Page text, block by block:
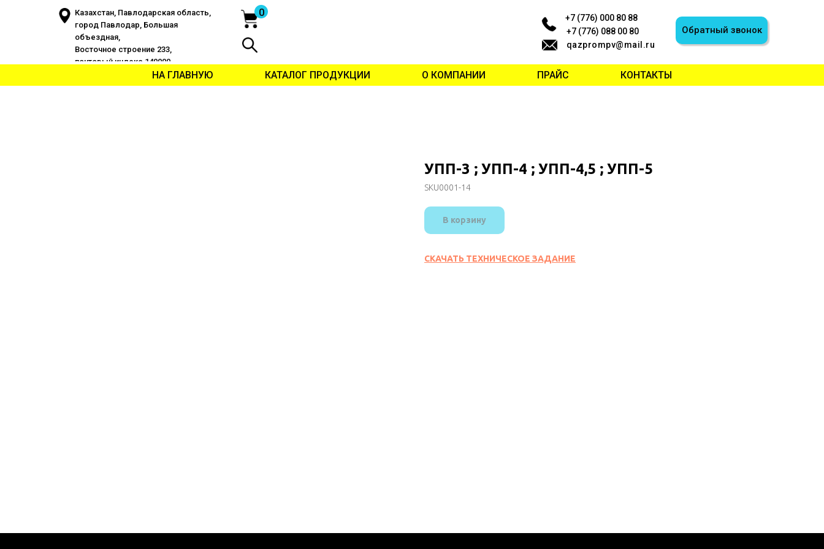
Казахстан, Павлодарская область,
город Павлодар, Большая
объездная,
Восточное строение 233,
почтовый индекс 140000
+7 (776) 000 80 88
qazprompv@mail.ru
Обратный звонок
+7 (776) 088 00 80
0
НА ГЛАВНУЮ КАТАЛОГ ПРОДУКЦИИ О КОМПАНИИ ПРАЙС КОНТАКТЫ
УПП-3 ; УПП-4 ; УПП-4,5 ; УПП-5
SKU0001-14
В корзину
СКАЧАТЬ ТЕХНИЧЕСКОЕ ЗАДАНИЕ